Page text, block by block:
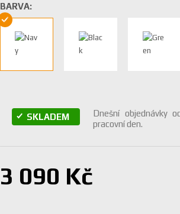
BARVA:
SKLADEM
Dnešní objednávky
pracovní den.
3 090 Kč